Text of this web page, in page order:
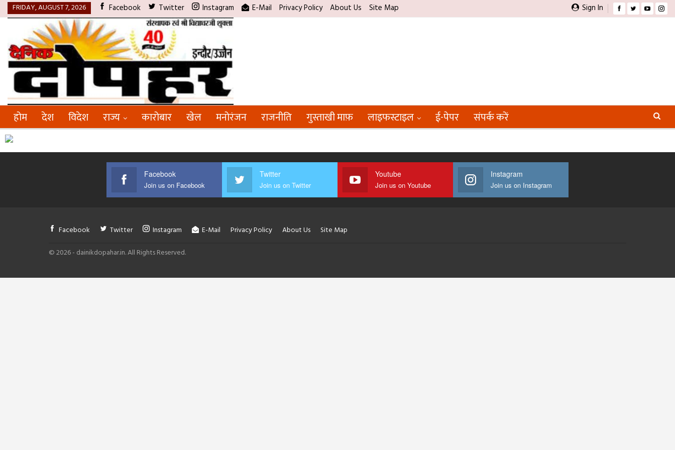
Sign In
FRIDAY, AUGUST 7, 2026 Facebook Twitter Instagram E-Mail Privacy Policy About Us Site Map
होम देश विदेश राज्य कारोबार खेल मनोरंजन राजनीति गुस्ताखी माफ़ लाइफस्टाइल ई-पेपर संपर्क करें
Facebook
Join us on Facebook
Twitter
Join us on Twitter
Youtube
Join us on Youtube
Instagram
Join us on Instagram
Facebook Twitter Instagram E-Mail Privacy Policy About Us
Site Map
© 2026 - dainikdopahar.in. All Rights Reserved.